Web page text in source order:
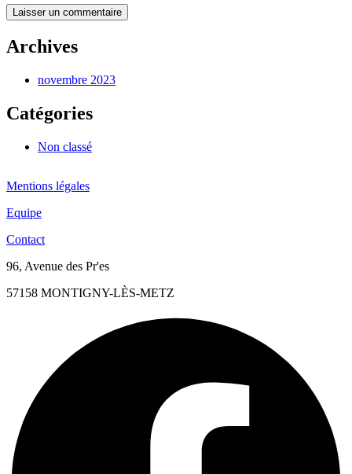
Archives
novembre 2023
Catégories
Non classé
Mentions légales
Equipe
Contact
96, Avenue des Pr'es
57158 MONTIGNY-LÈS-METZ